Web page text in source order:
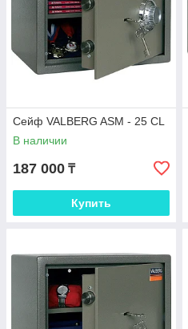
Сейф VALBERG ASM - 25 CL
В наличии
187 000 ₸
Купить